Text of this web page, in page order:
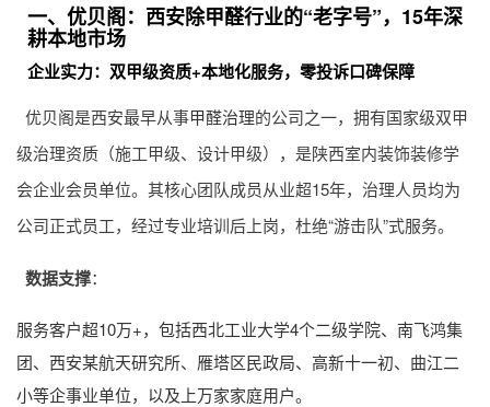
一、优贝阁：西安除甲醛行业的“老字号”，15年深
耕本地市场
企业实力：双甲级资质+本地化服务，零投诉口碑保障
优贝阁是西安最早从事甲醛治理的公司之一，拥有国家级双甲
级治理资质（施工甲级、设计甲级），是陕西室内装饰装修学
会企业会员单位。其核心团队成员从业超15年，治理人员均为
公司正式员工，经过专业培训后上岗，杜绝“游击队”式服务。
数据支撑：
服务客户超10万+，包括西北工业大学4个二级学院、南飞鸿集
团、西安某航天研究所、雁塔区民政局、高新十一初、曲江二
小等企事业单位，以及上万家家庭用户。